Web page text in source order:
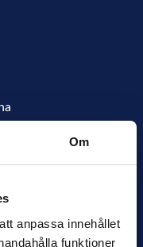
Om
anpassa innehållet
funktioner